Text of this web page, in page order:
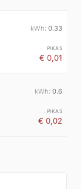
0.33
€ 0,01
0.6
€ 0,02